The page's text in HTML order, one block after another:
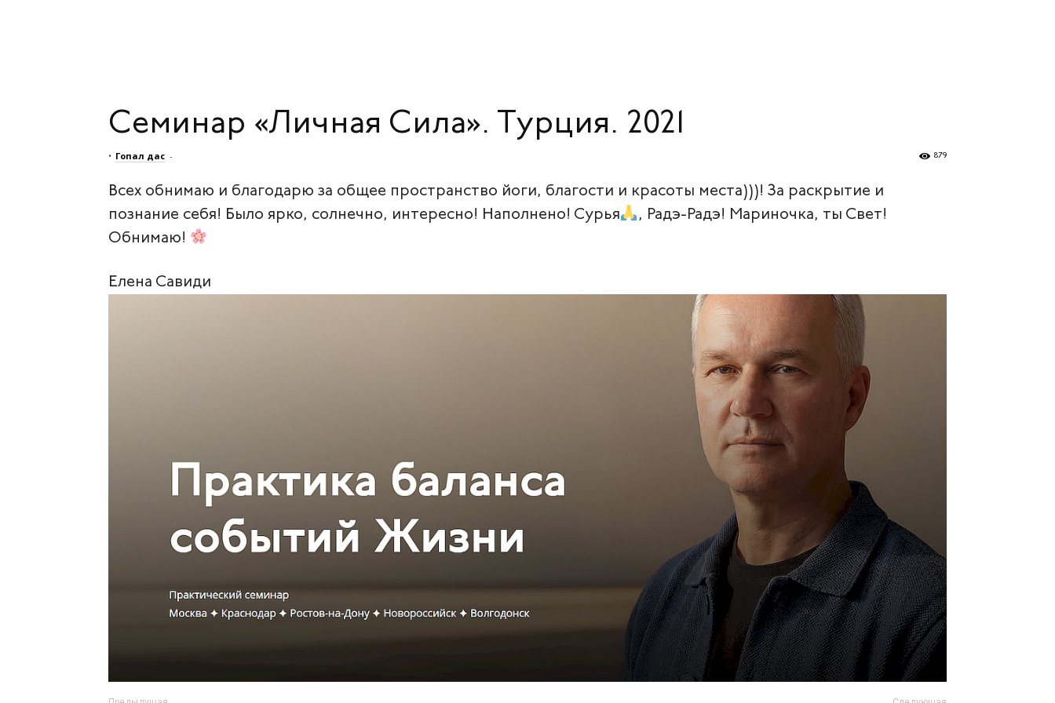
Семинар «Личная Сила». Турция. 2021
• Гопал дас - 879
Всех обнимаю и благодарю за общее пространство йоги, благости и красоты места)))! За раскрытие и
познание себя! Было ярко, солнечно, интересно! Наполнено! Сурья
, Радэ-Радэ! Мариночка, ты Свет!
Обнимаю!
Елена Савиди